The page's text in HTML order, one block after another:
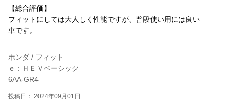
【総合評価】
フィットにしては大人しく性能ですが、普段使い用には良い
車です。
ホンダ / フィット
ｅ：ＨＥＶベーシック
6AA-GR4
投稿日： 2024年09月01日